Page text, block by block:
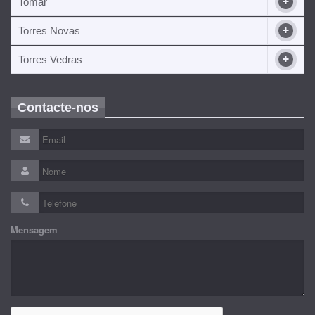
Torres Novas
Torres Vedras
Contacte-nos
Mensagem